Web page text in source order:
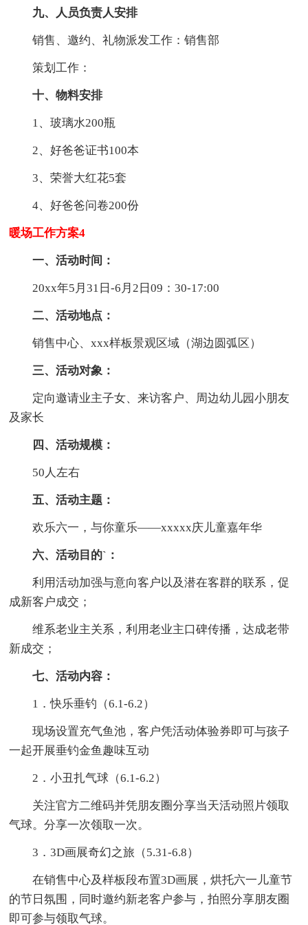
九、人员负责人安排
销售、邀约、礼物派发工作：销售部
策划工作：
十、物料安排
1、玻璃水200瓶
2、好爸爸证书100本
3、荣誉大红花5套
4、好爸爸问卷200份
暖场工作方案4
一、活动时间：
20xx年5月31日-6月2日09：30-17:00
二、活动地点：
销售中心、xxx样板景观区域（湖边圆弧区）
三、活动对象：
定向邀请业主子女、来访客户、周边幼儿园小朋友
及家长
四、活动规模：
50人左右
五、活动主题：
欢乐六一，与你童乐——xxxxx庆儿童嘉年华
六、活动目的`：
利用活动加强与意向客户以及潜在客群的联系，促
成新客户成交；
维系老业主关系，利用老业主口碑传播，达成老带
新成交；
七、活动内容：
1．快乐垂钓（6.1-6.2）
现场设置充气鱼池，客户凭活动体验券即可与孩子
一起开展垂钓金鱼趣味互动
2．小丑扎气球（6.1-6.2）
关注官方二维码并凭朋友圈分享当天活动照片领取
气球。分享一次领取一次。
3．3D画展奇幻之旅（5.31-6.8）
在销售中心及样板段布置3D画展，烘托六一儿童节
的节日氛围，同时邀约新老客户参与，拍照分享朋友圈
即可参与领取气球。